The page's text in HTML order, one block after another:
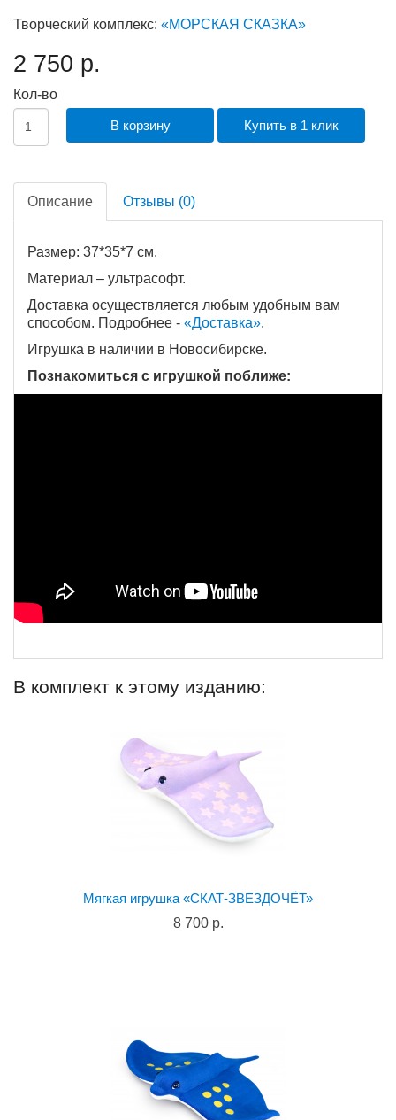
Описание Отзывы (0)
Размер: 37*35*7 см.
Материал – ультрасофт.
Доставка осуществляется любым удобным вам
способом. Подробнее - «Доставка».
Игрушка в наличии в Новосибирске.
Познакомиться с игрушкой поближе:
Творческий комплекс: «МОРСКАЯ СКАЗКА»
2 750 р.
Кол-во
В корзину Купить в 1 клик
В комплект к этому изданию:
Мягкая игрушка «СКАТ-ЗВЕЗДОЧЁТ»
8 700 р.